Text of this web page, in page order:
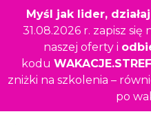
Przejdź
treści
Myśl jak lider,
31.08.2026 r. zapisz
naszej oferty i
kodu
zniżki na szkolenia –
po